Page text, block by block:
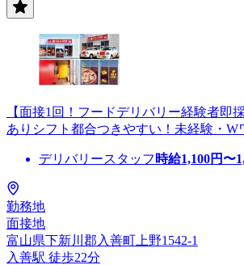
【面接1回！フードデリバリー経験者即
ありシフト都合つきやすい！未経験・W
デリバリースタッフ 時給1,100円〜
勤務地
面接地
富山県下新川郡入善町上野1542-1
入善駅 徒歩22分